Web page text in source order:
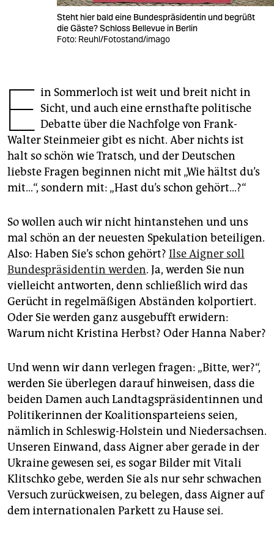
unterstützen
Steht hier bald eine Bundespräsidentin und begrüßt
die Gäste? Schloss Bellevue in Berlin
Foto: Reuhl/Fotostand/imago
E in Sommerloch ist weit und breit nicht in
Sicht, und auch eine ernsthafte politische
Debatte über die Nachfolge von Frank-
Walter Steinmeier gibt es nicht. Aber nichts ist
halt so schön wie Tratsch, und der Deutschen
liebste Fragen beginnen nicht mit „Wie hältst du’s
mit…“, sondern mit: „Hast du’s schon gehört…?“
So wollen auch wir nicht hintanstehen und uns
mal schön an der neuesten Spekulation beteiligen.
Also: Haben Sie’s schon gehört? Ilse Aigner soll
Bundespräsidentin werden. Ja, werden Sie nun
vielleicht antworten, denn schließlich wird das
Gerücht in regelmäßigen Abständen kolportiert.
Oder Sie werden ganz ausgebufft erwidern:
Warum nicht Kristina Herbst? Oder Hanna Naber?
Und wenn wir dann verlegen fragen: „Bitte, wer?“,
werden Sie überlegen darauf hinweisen, dass die
beiden Damen auch Landtagspräsidentinnen und
Politikerinnen der Koalitionsparteiens seien,
nämlich in Schleswig-Holstein und Niedersachsen.
Unseren Einwand, dass Aigner aber gerade in der
Ukraine gewesen sei, es sogar Bilder mit Vitali
Klitschko gebe, werden Sie als nur sehr schwachen
Versuch zurückweisen, zu belegen, dass Aigner auf
dem internationalen Parkett zu Hause sei.